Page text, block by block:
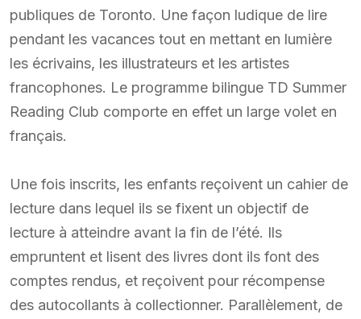
publiques de Toronto. Une façon ludique de lire
pendant les vacances tout en mettant en lumière
les écrivains, les illustrateurs et les artistes
francophones. Le programme bilingue TD Summer
Reading Club comporte en effet un large volet en
français.
Une fois inscrits, les enfants reçoivent un cahier de
lecture dans lequel ils se fixent un objectif de
lecture à atteindre avant la fin de l’été. Ils
empruntent et lisent des livres dont ils font des
comptes rendus, et reçoivent pour récompense
des autocollants à collectionner. Parallèlement, de